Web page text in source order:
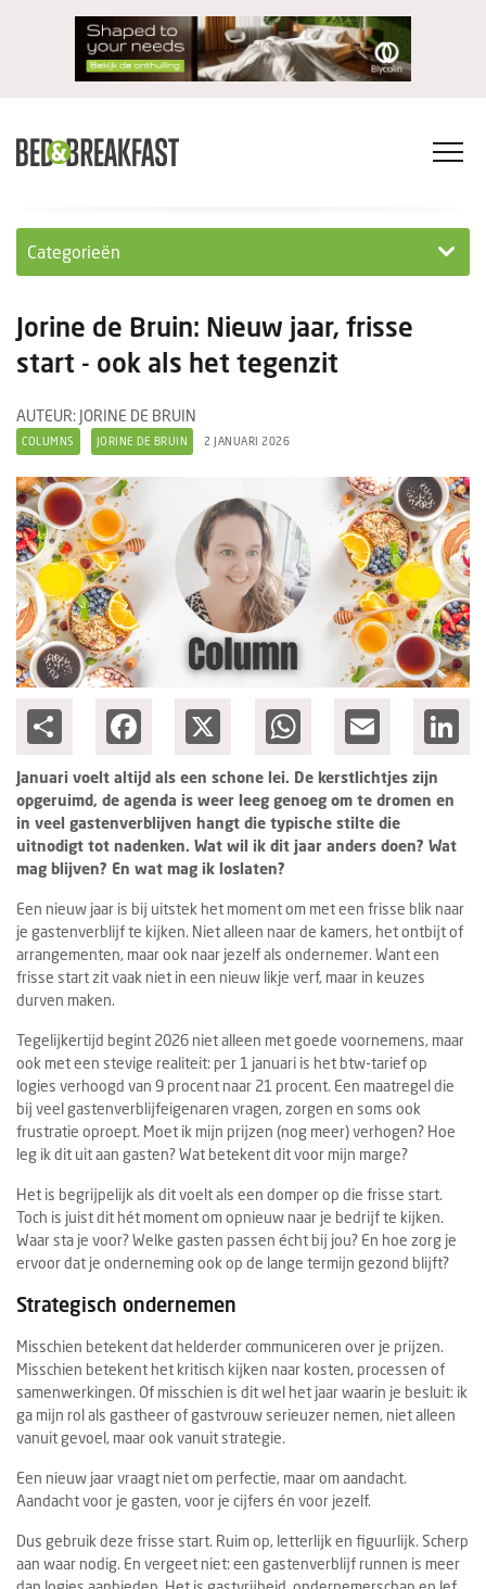
Categorieën
Wet- en regelgeving
Interviews
Ondernemen
Jorine de Bruin: Nieuw jaar, frisse
start - ook als het tegenzit
AUTEUR: JORINE DE BRUIN
COLUMNS JORINE DE BRUIN 2 JANUARI 2026
Facebook WhatsApp Email
Januari voelt altijd als een schone lei. De kerstlichtjes zijn
opgeruimd, de agenda is weer leeg genoeg om te dromen en
in veel gastenverblijven hangt die typische stilte die
uitnodigt tot nadenken. Wat wil ik dit jaar anders doen? Wat
mag blijven? En wat mag ik loslaten?
Een nieuw jaar is bij uitstek het moment om met een frisse blik naar
je gastenverblijf te kijken. Niet alleen naar de kamers, het ontbijt of
arrangementen, maar ook naar jezelf als ondernemer. Want een
frisse start zit vaak niet in een nieuw likje verf, maar in keuzes
durven maken.
Tegelijkertijd begint 2026 niet alleen met goede voornemens, maar
ook met een stevige realiteit: per 1 januari is het btw-tarief op
logies verhoogd van 9 procent naar 21 procent. Een maatregel die
bij veel gastenverblijfeigenaren vragen, zorgen en soms ook
frustratie oproept. Moet ik mijn prijzen (nog meer) verhogen? Hoe
leg ik dit uit aan gasten? Wat betekent dit voor mijn marge?
Het is begrijpelijk als dit voelt als een domper op die frisse start.
Toch is juist dit hét moment om opnieuw naar je bedrijf te kijken.
Waar sta je voor? Welke gasten passen écht bij jou? En hoe zorg je
ervoor dat je onderneming ook op de lange termijn gezond blijft?
Strategisch ondernemen
Misschien betekent dat helderder communiceren over je prijzen.
Misschien betekent het kritisch kijken naar kosten, processen of
samenwerkingen. Of misschien is dit wel het jaar waarin je besluit: ik
ga mijn rol als gastheer of gastvrouw serieuzer nemen, niet alleen
vanuit gevoel, maar ook vanuit strategie.
Een nieuw jaar vraagt niet om perfectie, maar om aandacht.
Aandacht voor je gasten, voor je cijfers én voor jezelf.
Dus gebruik deze frisse start. Ruim op, letterlijk en figuurlijk. Scherp
aan waar nodig. En vergeet niet: een gastenverblijf runnen is meer